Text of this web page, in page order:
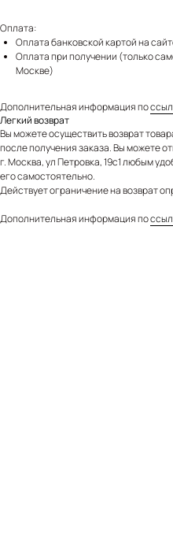
Оплата:
Оплата банковской картой на
Оплата при получении (только
Москве)
Дополнительная информация по
Легкий возврат
Вы можете осуществить возврат
после получения заказа. Вы можете
г. Москва, ул Петровка, 19с1 любым
его самостоятельно.
Действует ограничение на возврат
Дополнительная информация по